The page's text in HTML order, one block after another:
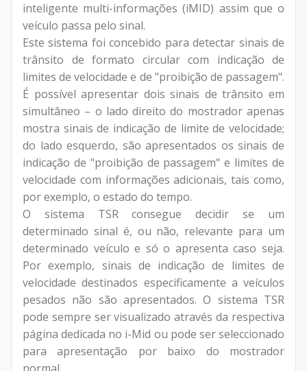
inteligente multi-informações (iMID) assim que o
veículo passa pelo sinal.
Este sistema foi concebido para detectar sinais de
trânsito de formato circular com indicação de
limites de velocidade e de "proibição de passagem".
É possível apresentar dois sinais de trânsito em
simultâneo – o lado direito do mostrador apenas
mostra sinais de indicação de limite de velocidade;
do lado esquerdo, são apresentados os sinais de
indicação de "proibição de passagem" e limites de
velocidade com informações adicionais, tais como,
por exemplo, o estado do tempo.
O sistema TSR consegue decidir se um
determinado sinal é, ou não, relevante para um
determinado veículo e só o apresenta caso seja.
Por exemplo, sinais de indicação de limites de
velocidade destinados especificamente a veículos
pesados não são apresentados. O sistema TSR
pode sempre ser visualizado através da respectiva
página dedicada no i-Mid ou pode ser seleccionado
para apresentação por baixo do mostrador